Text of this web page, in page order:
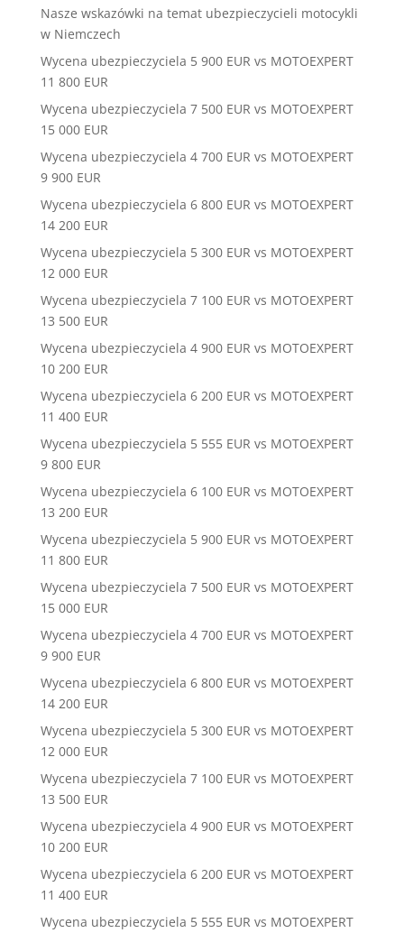
Nasze wskazówki na temat ubezpieczycieli motocykli
w Niemczech
Wycena ubezpieczyciela 5 900 EUR vs MOTOEXPERT
11 800 EUR
Wycena ubezpieczyciela 7 500 EUR vs MOTOEXPERT
15 000 EUR
Wycena ubezpieczyciela 4 700 EUR vs MOTOEXPERT
9 900 EUR
Wycena ubezpieczyciela 6 800 EUR vs MOTOEXPERT
14 200 EUR
Wycena ubezpieczyciela 5 300 EUR vs MOTOEXPERT
12 000 EUR
Wycena ubezpieczyciela 7 100 EUR vs MOTOEXPERT
13 500 EUR
Wycena ubezpieczyciela 4 900 EUR vs MOTOEXPERT
10 200 EUR
Wycena ubezpieczyciela 6 200 EUR vs MOTOEXPERT
11 400 EUR
Wycena ubezpieczyciela 5 555 EUR vs MOTOEXPERT
9 800 EUR
Wycena ubezpieczyciela 6 100 EUR vs MOTOEXPERT
13 200 EUR
Wycena ubezpieczyciela 5 900 EUR vs MOTOEXPERT
11 800 EUR
Wycena ubezpieczyciela 7 500 EUR vs MOTOEXPERT
15 000 EUR
Wycena ubezpieczyciela 4 700 EUR vs MOTOEXPERT
9 900 EUR
Wycena ubezpieczyciela 6 800 EUR vs MOTOEXPERT
14 200 EUR
Wycena ubezpieczyciela 5 300 EUR vs MOTOEXPERT
12 000 EUR
Wycena ubezpieczyciela 7 100 EUR vs MOTOEXPERT
13 500 EUR
Wycena ubezpieczyciela 4 900 EUR vs MOTOEXPERT
10 200 EUR
Wycena ubezpieczyciela 6 200 EUR vs MOTOEXPERT
11 400 EUR
Wycena ubezpieczyciela 5 555 EUR vs MOTOEXPERT